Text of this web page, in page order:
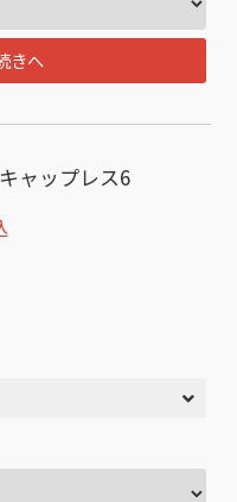
きへ
ャップレス6